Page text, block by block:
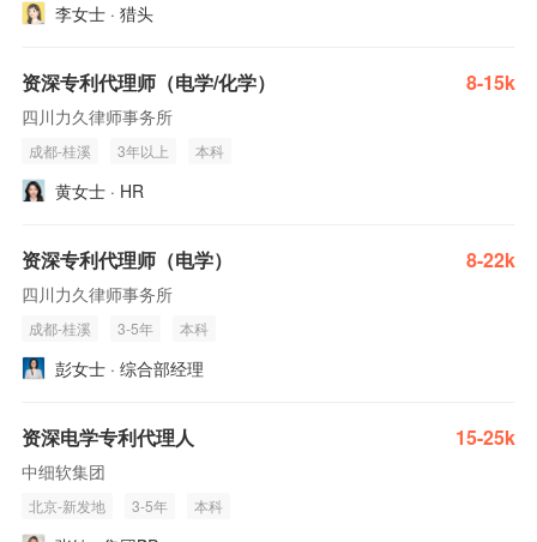
李女士 · 猎头
资深专利代理师（电学/化学） 8-15k
四川力久律师事务所
成都-桂溪 3年以上 本科
黄女士 · HR
资深专利代理师（电学） 8-22k
四川力久律师事务所
成都-桂溪 3-5年 本科
彭女士 · 综合部经理
资深电学专利代理人 15-25k
中细软集团
北京-新发地 3-5年 本科